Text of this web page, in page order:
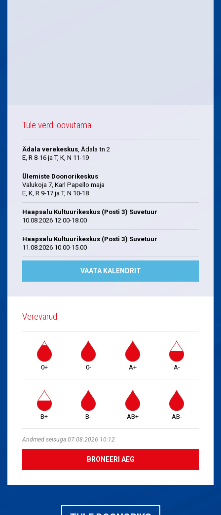
Tule verd loovutama
Ädala verekeskus, Ädala tn 2
E, R 8-16 ja T, K, N 11-19
Ülemiste Doonorikeskus
Valukoja 7, Karl Papello maja
E, K, R 9-17 ja T, N 10-18
Haapsalu Kultuurikeskus (Posti 3) Suvetuur
10.08.2026 12.00-18.00
Haapsalu Kultuurikeskus (Posti 3) Suvetuur
11.08.2026 10.00-15.00
VAATA KALENDRIT
Verevarud
0+ 0- A+ A-
B+ B- AB+ AB-
Andmed seisuga 07.08.2026 10:12
BRONEERI AEG